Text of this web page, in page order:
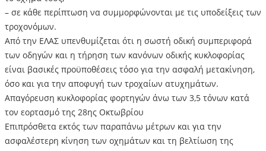
– σε κάθε περίπτωση να συμμορφώνονται με τις υποδείξεις των
τροχονόμων.
Από την ΕΛΑΣ υπενθυμίζεται ότι η σωστή οδική συμπεριφορά
των οδηγών και η τήρηση των κανόνων οδικής κυκλοφορίας
είναι βασικές προϋποθέσεις τόσο για την ασφαλή μετακίνηση,
όσο και για την αποφυγή των τροχαίων ατυχημάτων.
Απαγόρευση κυκλοφορίας φορτηγών άνω των 3,5 τόνων κατά
τον εορτασμό της 28ης Οκτωβρίου
Επιπρόσθετα εκτός των παραπάνω μέτρων και για την
ασφαλέστερη κίνηση των οχημάτων και τη βελτίωση της